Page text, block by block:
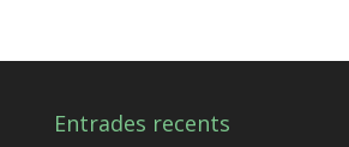
Entrades recents